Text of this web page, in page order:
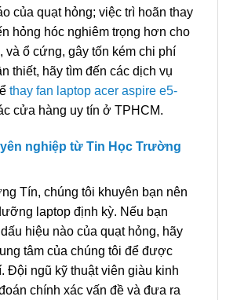
của quạt hỏng; việc trì hoãn thay
hỏng hóc nghiêm trọng hơn cho
và ổ cứng, gây tốn kém chi phí
thiết, hãy tìm đến các dịch vụ
thay fan laptop acer aspire e5-
cửa hàng uy tín ở TPHCM.
nghiệp từ Tin Học Trường
Tín, chúng tôi khuyên bạn nên
laptop định kỳ. Nếu bạn
hiệu nào của quạt hỏng, hãy
tâm của chúng tôi để được
Đội ngũ kỹ thuật viên giàu kinh
chính xác vấn đề và đưa ra